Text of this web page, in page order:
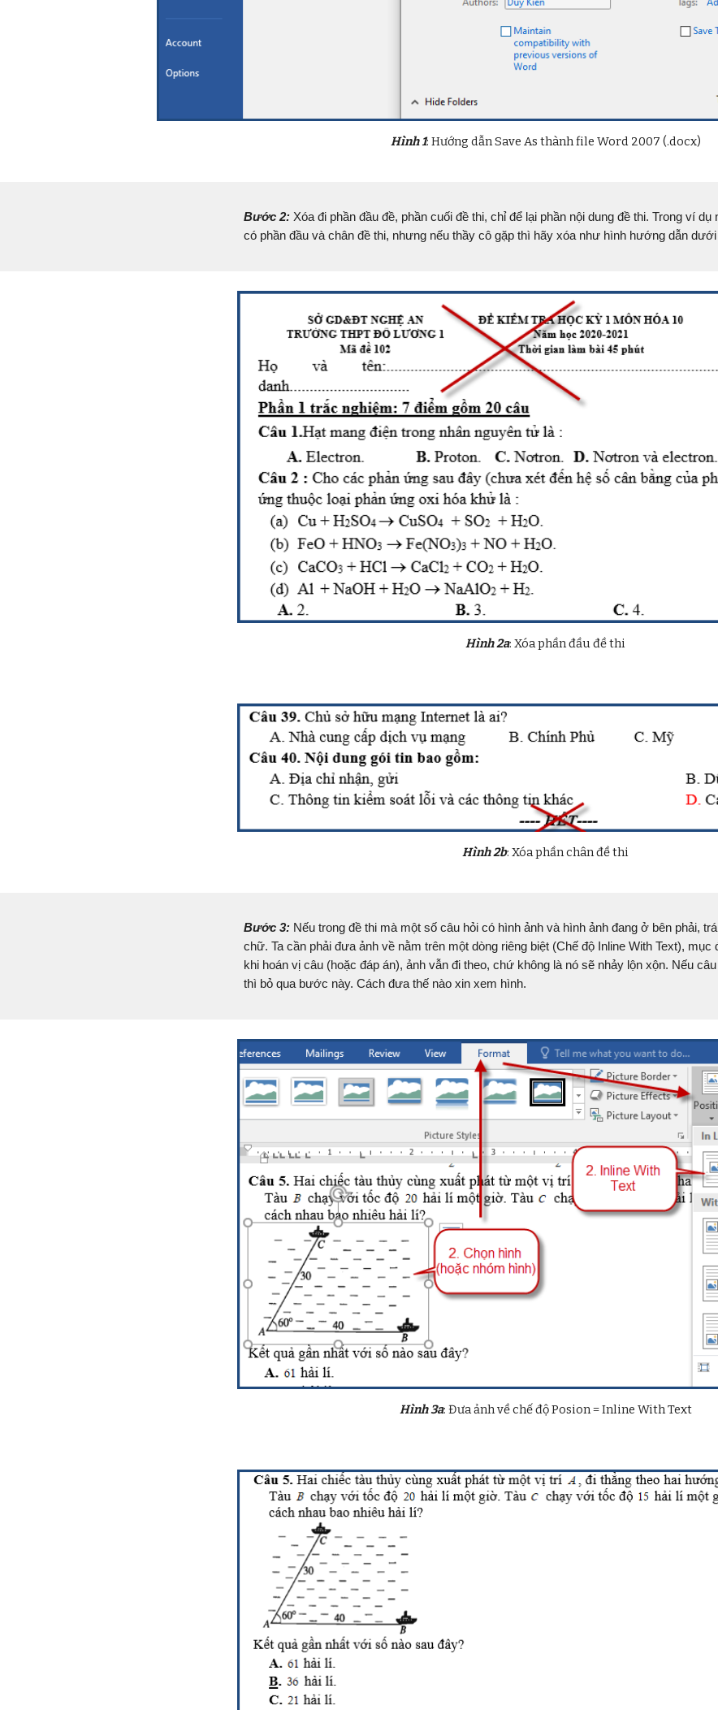
Hình 1: Hướng dẫn Save As thành file Word 2007 (.docx)
Bước 2: Xóa đi phần đầu đề, phần cuối đề thi, chỉ để lại phần nội dung đề thi. Trong ví
có phần đầu và chân đề thi, nhưng nếu thầy cô gặp thì hãy xóa như hình hướng dẫn dưới
Hình 2a: Xóa phần đầu đề thi
Hình 2b: Xóa phần chân đề thi
Bước 3: Nếu trong đề thi mà một số câu hỏi có hình ảnh và hình ảnh đang ở bên phải,
chữ. Ta cần phải đưa ảnh về nằm trên một dòng riêng biệt (Chế độ Inline With Text), mục
khi hoán vị câu (hoặc đáp án), ảnh vẫn đi theo, chứ không là nó sẽ nhảy lộn xộn. Nếu
thì bỏ qua bước này. Cách đưa thế nào xin xem hình.
Hình 3a: Đưa ảnh về chế độ Posion = Inline With Text